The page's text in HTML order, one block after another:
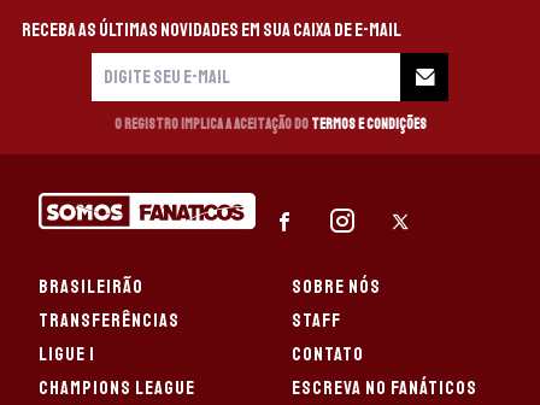
Receba as últimas novidades em sua caixa de e-mail
O registro implica a aceitação do Termos e Condições
BRASILEIRÃO
TRANSFERÊNCIAS
LIGUE 1
CHAMPIONS LEAGUE
SOBRE NÓS
STAFF
CONTATO
ESCREVA NO FANÁTICOS